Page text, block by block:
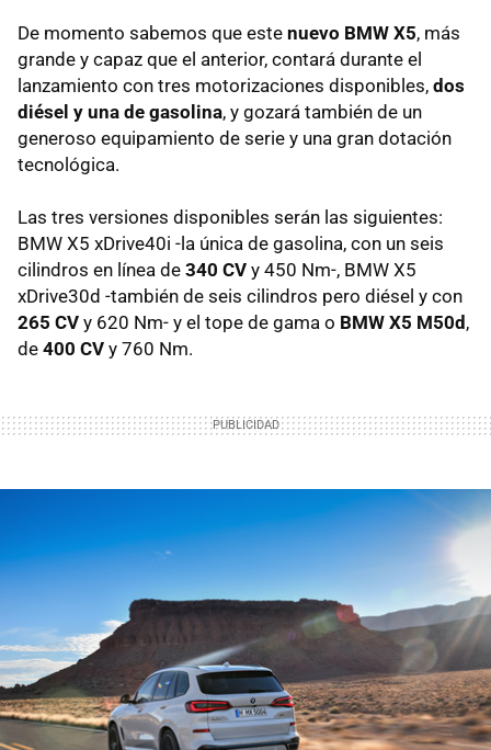
De momento sabemos que este nuevo BMW X5, más
grande y capaz que el anterior, contará durante el
lanzamiento con tres motorizaciones disponibles, dos
diésel y una de gasolina, y gozará también de un
generoso equipamiento de serie y una gran dotación
tecnológica.
Las tres versiones disponibles serán las siguientes:
BMW X5 xDrive40i -la única de gasolina, con un seis
cilindros en línea de 340 CV y 450 Nm-, BMW X5
xDrive30d -también de seis cilindros pero diésel y con
265 CV y 620 Nm- y el tope de gama o BMW X5 M50d,
de 400 CV y 760 Nm.